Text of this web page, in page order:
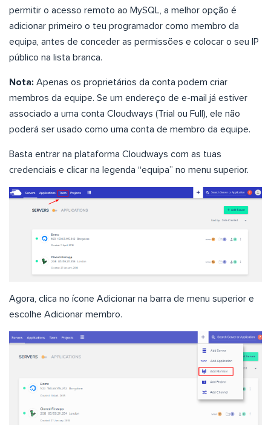
permitir o acesso remoto ao MySQL, a melhor opção é
adicionar primeiro o teu programador como membro da
equipa, antes de conceder as permissões e colocar o seu IP
público na lista branca.
Nota: Apenas os proprietários da conta podem criar
membros da equipe. Se um endereço de e-mail já estiver
associado a uma conta Cloudways (Trial ou Full), ele não
poderá ser usado como uma conta de membro da equipe.
Basta entrar na plataforma Cloudways com as tuas
credenciais e clicar na legenda “equipa” no menu superior.
Agora, clica no ícone Adicionar na barra de menu superior e
escolhe Adicionar membro.